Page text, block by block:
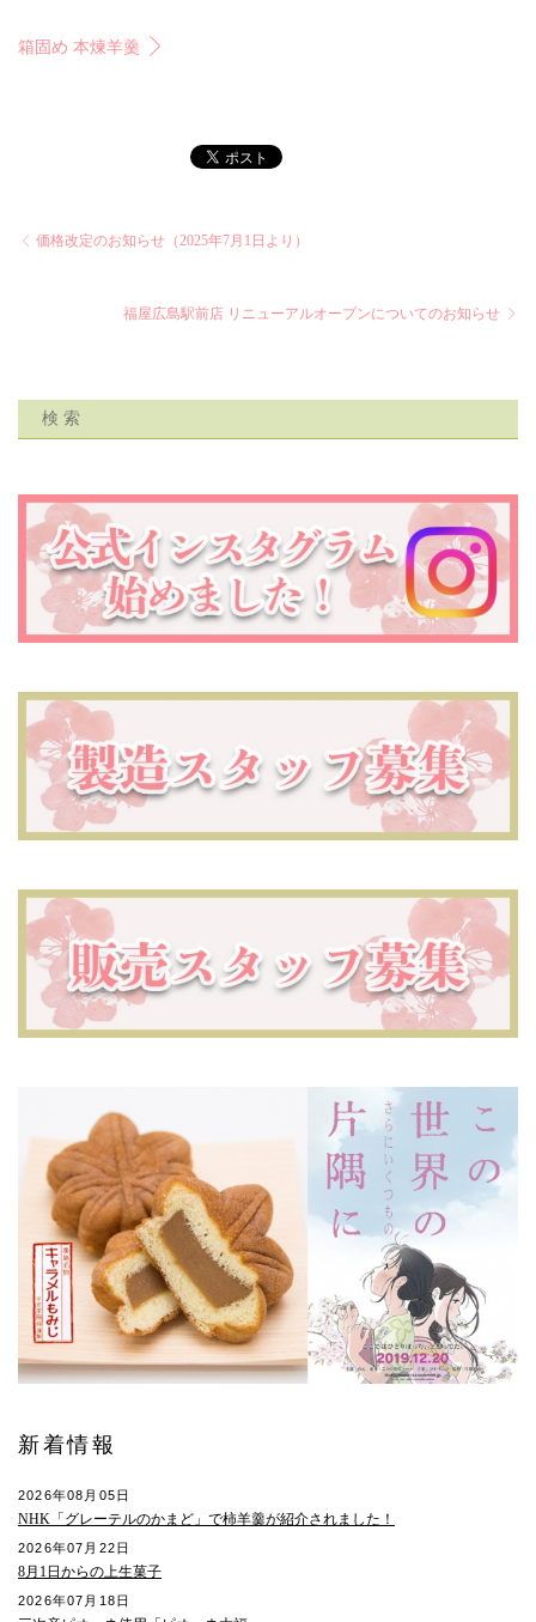
箱固め 本煉羊羹
価格改定のお知らせ（2025年7月1日より）
福屋広島駅前店 リニューアルオープンについてのお知らせ
新着情報
2026年08月05日
NHK「グレーテルのかまど」で柿羊羹が紹介されました！
2026年07月22日
8月1日からの上生菓子
2026年07月18日